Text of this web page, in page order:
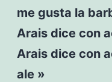
me gusta la
Arais dice con
Arais dice con
ale »